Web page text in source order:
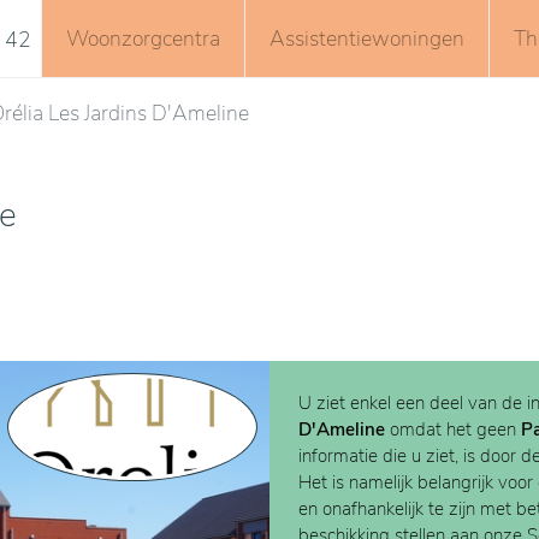
Woonzorgcentra Assistentiewoningen
Les Jardins D'Ameline
U ziet enkel een deel van de
D'Ameline omdat het geen
informatie die u ziet, is door
Het is namelijk belangrijk
en onafhankelijk te zijn met